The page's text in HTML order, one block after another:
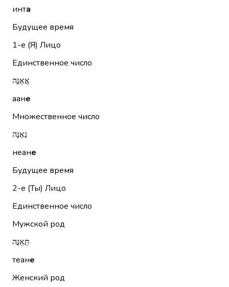
инта
Будущее время
1-е (Я) Лицо
Единственное число
אֲאַנֶּה
аане
Множественное число
נְאַנֶּה
неане
Будущее время
2-е (Ты) Лицо
Единственное число
Мужской род
תְּאַנֶּה
теане
Женский род